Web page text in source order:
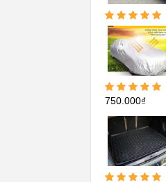
Được xếp
hạng5.005
sao
Được xếp
sao
750.000₫